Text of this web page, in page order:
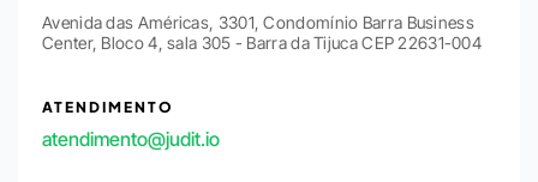
Avenida das Américas, 3301, Condomínio Barra Business
Center, Bloco 4, sala 305 - Barra da Tijuca CEP 22631-004
ATENDIMENTO
atendimento@judit.io